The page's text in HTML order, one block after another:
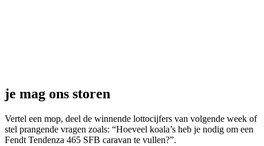
je mag ons storen
Vertel een mop, deel de winnende lottocijfers van volgende week of
stel prangende vragen zoals: “Hoeveel koala’s heb je nodig om een
Fendt Tendenza 465 SFB caravan te vullen?”.